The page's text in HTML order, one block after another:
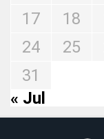
17
18
24
25
31
« Jul